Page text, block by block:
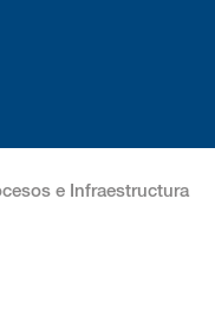
e Infraestructura